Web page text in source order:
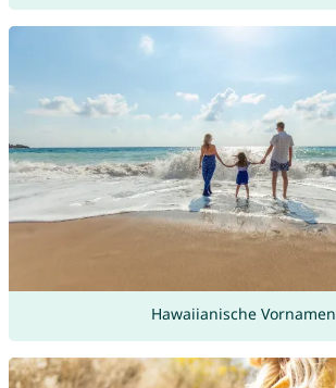
Hawaiianische Vornamen